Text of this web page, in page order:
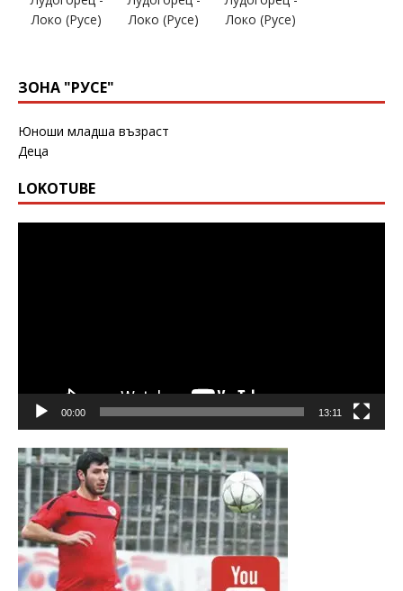
ЗОНА "РУСЕ"
Юноши младша възраст
Деца
LOKOTUBE
00:00 13:11